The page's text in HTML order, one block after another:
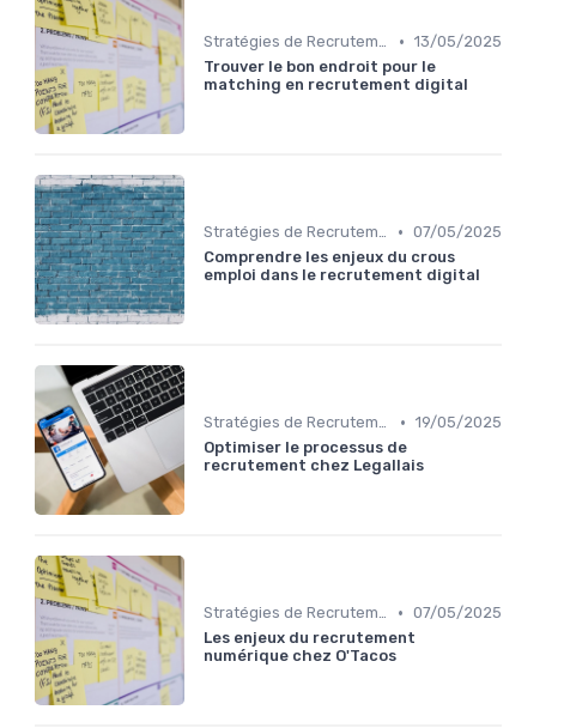
Stratégies de Recrutement Digital • 13/05/2025
Trouver le bon endroit pour le
matching en recrutement digital
Stratégies de Recrutement Digital • 07/05/2025
Comprendre les enjeux du crous
emploi dans le recrutement digital
Stratégies de Recrutement Digital • 19/05/2025
Optimiser le processus de
recrutement chez Legallais
Stratégies de Recrutement Digital • 07/05/2025
Les enjeux du recrutement
numérique chez O'Tacos